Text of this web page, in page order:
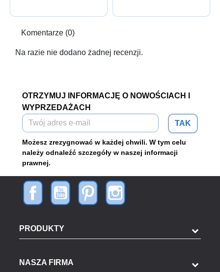
Komentarze (0)
Na razie nie dodano żadnej recenzji.
OTRZYMUJ INFORMACJĘ O NOWOŚCIACH I
WYPRZEDAŻACH
TAK
Możesz zrezygnować w każdej chwili. W tym celu
należy odnaleźć szczegóły w naszej informacji
prawnej.
PRODUKTY
NASZA FIRMA